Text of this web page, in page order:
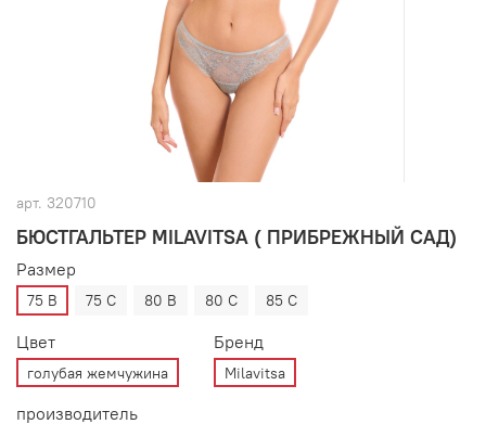
арт. 320710
БЮСТГАЛЬТЕР MILAVITSA ( ПРИБРЕЖНЫЙ САД)
Размер
75 B 75 C 80 B 80 C 85 C
Цвет
голубая жемчужина
Бренд
Milavitsa
производитель